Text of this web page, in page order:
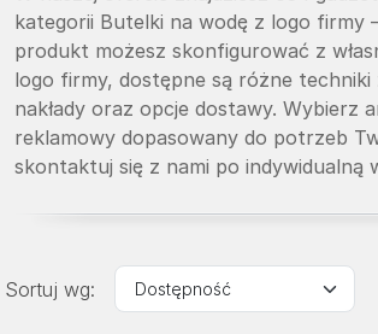
kategorii Butelki na wodę z logo firmy
produkt możesz skonfigurować z
logo firmy, dostępne są różne techniki
nakłady oraz opcje dostawy. Wybierz
reklamowy dopasowany do potrzeb
skontaktuj się z nami po indywidualną
Sortuj wg: